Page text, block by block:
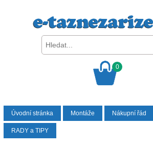
0
Úvodní stránka Montáže Nákupní řád
RADY a TIPY